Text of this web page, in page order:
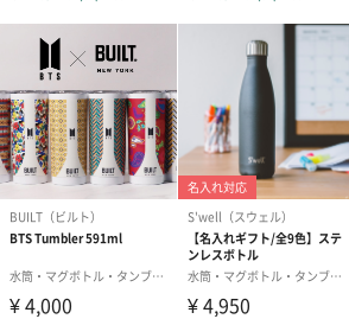
ブロンズ＆シルバー
上質でつややかなカラーです。
今治タオルだからこその品質
綿の中でも特に選りすぐった超極細綿を使
らかな独特のドレープ、綿自身の優れた吸
#結婚祝い×妻 #結婚祝い
#結婚祝い×男性 #結婚祝い×男友達 #
#結婚祝い×彼氏 #結婚内祝い #男子大学
#親戚男性 #義母 #義父 #部下女性
#姪 #娘 #姉 #妹 #兄
#彼女 #同僚男性 #同僚女性 #上司男性